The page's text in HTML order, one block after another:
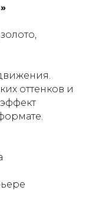
оттенков и